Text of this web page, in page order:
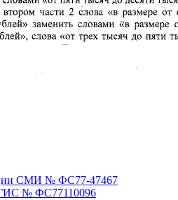
СМИ № ФС77-47467
№ ФС77110096